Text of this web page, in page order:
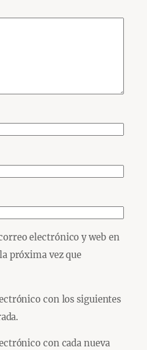
electrónico y web en
próxima vez que
con los siguientes
con cada nueva